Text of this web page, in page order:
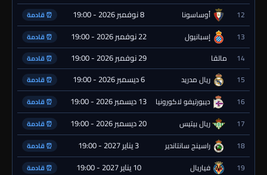
12 أوساسونا 8 نوفمبر 2026 - 19:00 ⏰ قادمة
13 إسبانيول 22 نوفمبر 2026 - 19:00 ⏰ قادمة
14 مالقا 29 نوفمبر 2026 - 19:00 ⏰ قادمة
15 ريال مدريد 6 ديسمبر 2026 - 19:00 ⏰ قادمة
16 ديبورتيفو لاكورونيا 13 ديسمبر 2026 - 19:00 ⏰ قادمة
17 ريال بيتيس 20 ديسمبر 2026 - 19:00 ⏰ قادمة
18 راسينج سانتاندير 3 يناير 2027 - 19:00 ⏰ قادمة
19 فياريال 10 يناير 2027 - 19:00 ⏰ قادمة